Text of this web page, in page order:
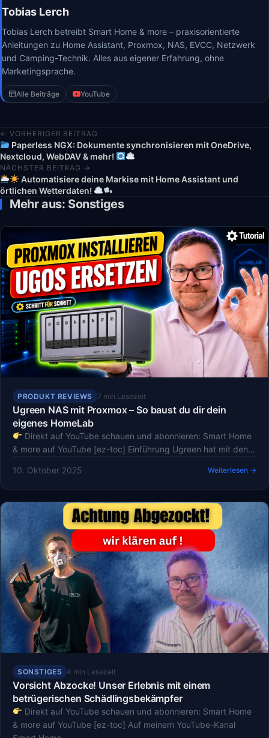
Tobias Lerch
Tobias Lerch betreibt Smart Home & more – praxisorientierte
Anleitungen zu Home Assistant, Proxmox, NAS, EVCC, Netzwerk
und Camping-Technik. Alles aus eigener Erfahrung, ohne
Marketingsprache.
Alle Beiträge YouTube
← VORHERIGER BEITRAG
Paperless NGX: Dokumente synchronisieren mit OneDrive,
Nextcloud, WebDAV & mehr!
NÄCHSTER BEITRAG →
Automatisiere deine Markise mit Home Assistant und
örtlichen Wetterdaten!
Mehr aus: Sonstiges
PRODUKT REVIEWS 7 min Lesezeit
Ugreen NAS mit Proxmox – So baust du dir dein
eigenes HomeLab
Direkt auf YouTube schauen und abonnieren: Smart Home
& more auf YouTube [ez-toc] Einführung Ugreen hat mit den…
10. Oktober 2025 Weiterlesen →
SONSTIGES 4 min Lesezeit
Vorsicht Abzocke! Unser Erlebnis mit einem
betrügerischen Schädlingsbekämpfer
Direkt auf YouTube schauen und abonnieren: Smart Home
& more auf YouTube [ez-toc] Auf meinem YouTube-Kanal